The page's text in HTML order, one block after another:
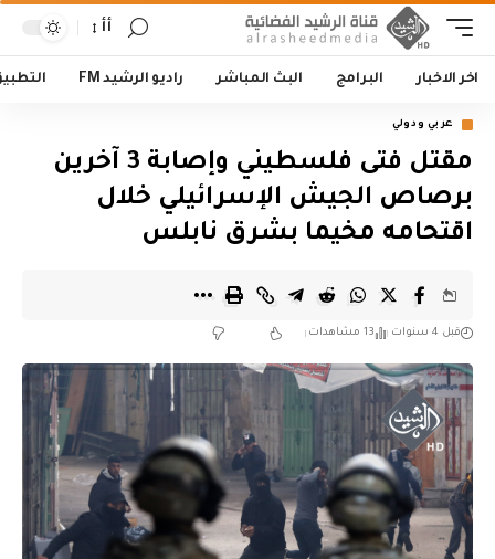
أأ
اخر الاخبار البرامج البث المباشر راديو الرشيد FM
عربي ودولي
مقتل فتى فلسطيني وإصابة 3 آخرين
برصاص الجيش الإسرائيلي خلال
اقتحامه مخيما بشرق نابلس
قبل 4 سنوات 13 مشاهدات